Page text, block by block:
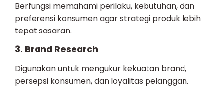
Berfungsi memahami perilaku, kebutuhan, dan
preferensi konsumen agar strategi produk lebih
tepat sasaran.
3. Brand Research
Digunakan untuk mengukur kekuatan brand,
persepsi konsumen, dan loyalitas pelanggan.